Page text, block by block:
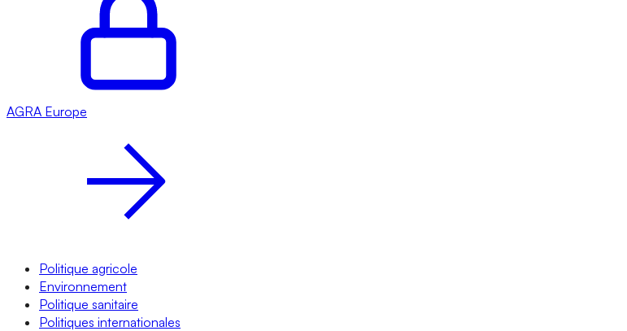
AGRA Europe
Politique agricole
Environnement
Politique sanitaire
Politiques internationales